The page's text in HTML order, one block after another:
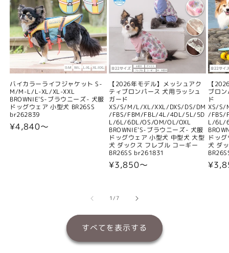
バイカラーライフジャケット S-
M/M-L/L-XL/XL-XXL
BROWNIE'S-ブラウニーズ- 犬服
ドッグウェア 小型犬 BR26SS
br262839
通
¥4,840〜
【2026年モデル】メッシュアク
ティブロンパース 犬用ラッシュ
ガード
XS/S/M/L/XL/XXL/DXS/DS/DM
/FBS/FBM/FBL/4L/4DL/5L/5D
L/6L/6DL/OS/OM/OL/OXL
BROWNIE'S-ブラウニーズ- 犬服
ドッグウェア 小型犬 中型犬 大型
犬 ダックス フレブル コーギー
BR26SS br261831
通
格
¥3,850〜
【
ブロ
ド
XS/S/
/FBS/
L/6L/
ドッ
犬 ダ
通
1/の
7
すべてを表示する